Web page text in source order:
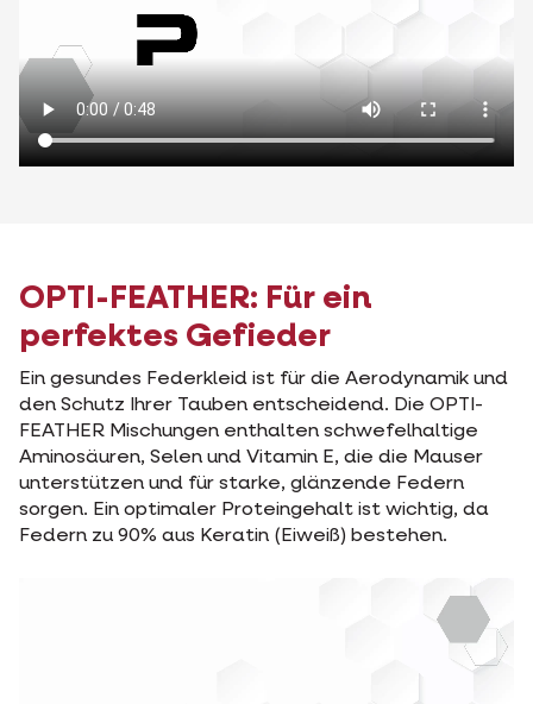
OPTI-FEATHER: Für ein
perfektes Gefieder
Ein gesundes Federkleid ist für die Aerodynamik und
den Schutz Ihrer Tauben entscheidend. Die OPTI-
FEATHER Mischungen enthalten schwefelhaltige
Aminosäuren, Selen und Vitamin E, die die Mauser
unterstützen und für starke, glänzende Federn
sorgen. Ein optimaler Proteingehalt ist wichtig, da
Federn zu 90% aus Keratin (Eiweiß) bestehen.